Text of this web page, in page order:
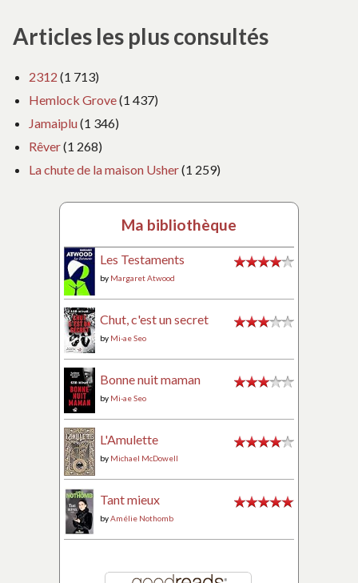
Articles les plus consultés
2312 (1 713)
Hemlock Grove(1 437)
Jamaiplu(1 346)
Rêver(1 268)
La chute de la maison Usher(1 259)
Ma bibliothèque
Les Testaments
by Margaret Atwood
Chut, c'est un secret
by Mi-ae Seo
Bonne nuit maman
by Mi-ae Seo
L'Amulette
by Michael McDowell
Tant mieux
byAmélie Nothomb